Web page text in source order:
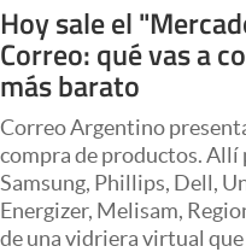
Columnistas
Otras secciones
Apertura
Infotechnology
Hoy sale el
Correo: qué vas a
más barato
Correo Argentino
compra de productos. Allí
Samsung, Phillips, Dell,
Energizer, Melisam,
de una vidriera virtual